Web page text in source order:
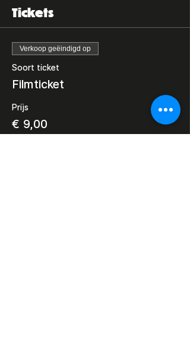
Tickets
Verkoop geëindigd op
Soort ticket
Filmticket
Prijs
€ 9,00